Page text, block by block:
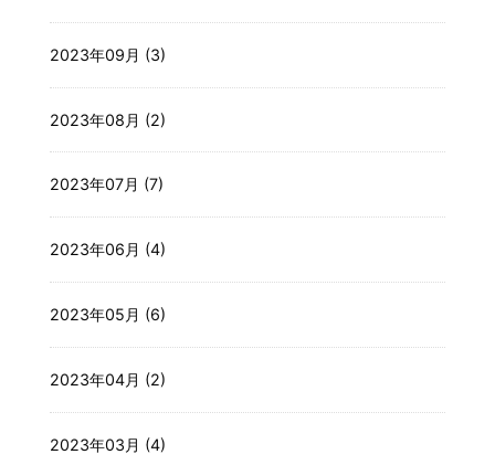
2023年09月 (3)
2023年08月 (2)
2023年07月 (7)
2023年06月 (4)
2023年05月 (6)
2023年04月 (2)
2023年03月 (4)